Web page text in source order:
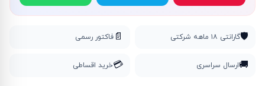
🛡️گارانتی ۱۸ ماهه شرکتی 📄 فاکتور رسمی
🚚ارسال سراسری 💳خرید اقساطی